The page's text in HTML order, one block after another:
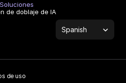
Soluciones
de doblaje de IA
Select Language
Spanish
de uso